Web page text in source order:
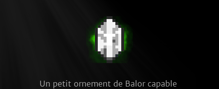
Un petit ornement de Balor capable